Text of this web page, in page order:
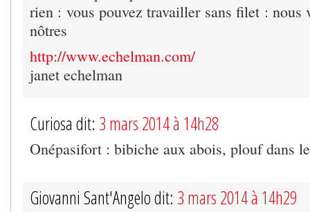
rien : vous pouvez travailler sans filet : nous
nôtres
http://www.echelman.com/
janet echelman
Curiosa dit: 3 mars 2014 à 14h28
Onépasifort : bibiche aux abois, plouf dans
Giovanni Sant'Angelo dit: 3 mars 2014 à 14h29